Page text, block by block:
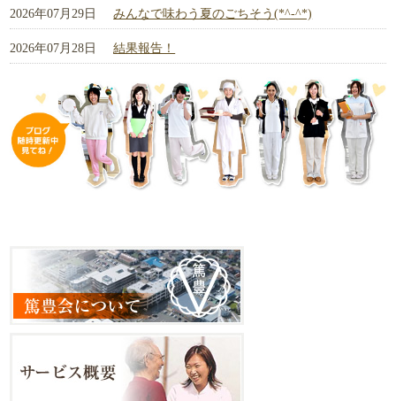
2026年07月29日 みんなで味わう夏のごちそう(*^-^*)
2026年07月28日 結果報告！